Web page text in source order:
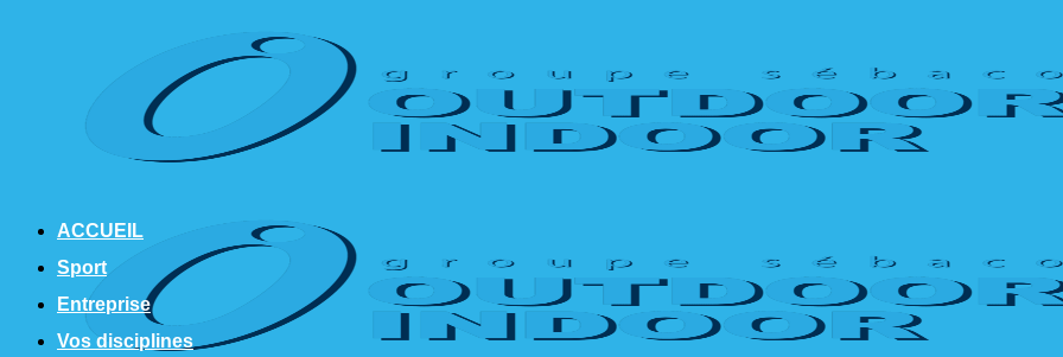
ACCUEIL
Sport
Entreprise
Vos disciplines